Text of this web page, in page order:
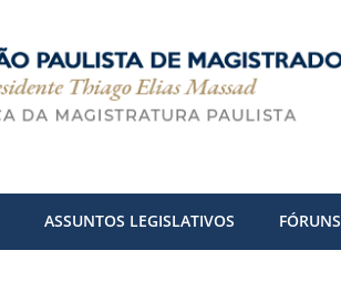
ASSUNTOS LEGISLATIVOS FÓRUNS